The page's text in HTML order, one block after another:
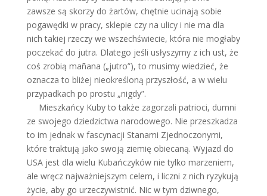
zawsze są skorzy do żartów, chętnie ucinają sobie
pogawędki w pracy, sklepie czy na ulicy i nie ma dla
nich takiej rzeczy we wszechświecie, która nie mogłaby
poczekać do jutra. Dlatego jeśli usłyszymy z ich ust, że
coś zrobią mañana („jutro”), to musimy wiedzieć, że
oznacza to bliżej nieokreśloną przyszłość, a w wielu
przypadkach po prostu „nigdy”.
Mieszkańcy Kuby to także zagorzali patrioci, dumni
ze swojego dziedzictwa narodowego. Nie przeszkadza
to im jednak w fascynacji Stanami Zjednoczonymi,
które traktują jako swoją ziemię obiecaną. Wyjazd do
USA jest dla wielu Kubańczyków nie tylko marzeniem,
ale wręcz najważniejszym celem, i liczni z nich ryzykują
życie, aby go urzeczywistnić. Nic w tym dziwnego,